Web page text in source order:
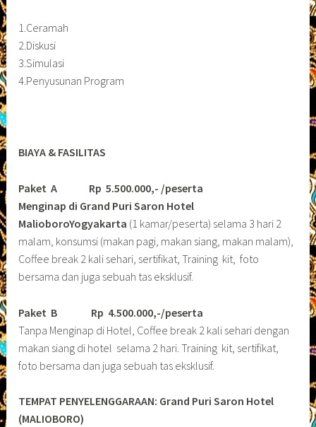
1.Ceramah
2.Diskusi
3.Simulasi
4.Penyusunan Program
BIAYA & FASILITAS
Paket A Rp 5.500.000,- /peserta
Menginap di Grand Puri Saron Hotel
MalioboroYogyakarta (1 kamar/peserta) selama 3 hari 2
malam, konsumsi (makan pagi, makan siang, makan malam),
Coffee break 2 kali sehari, sertifikat, Training kit, foto
bersama dan juga sebuah tas eksklusif.
Paket B
Rp 4.500.000,-/peserta
Tanpa Menginap di Hotel, Coffee break 2 kali sehari dengan
makan siang di hotel selama 2 hari. Training kit, sertifikat,
foto bersama dan juga sebuah tas eksklusif.
TEMPAT PENYELENGGARAAN: Grand Puri Saron Hotel
(MALIOBORO)